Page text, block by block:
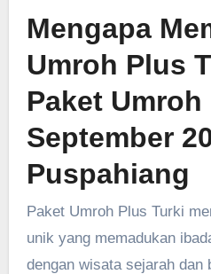
Mengapa
Umroh Plus
Paket
September
Puspahiang
Paket Umroh Plus Turki
unik yang memadukan
dengan wisata sejarah dan